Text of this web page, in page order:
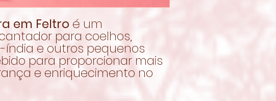
em Feltro é um
para coelhos,
e outros pequenos
para proporcionar mais
e enriquecimento no